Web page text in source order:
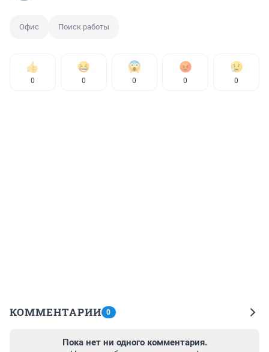
Офис Поиск работы
0 0 0 0 0
КОММЕНТАРИИ 0
Пока нет ни одного комментария.